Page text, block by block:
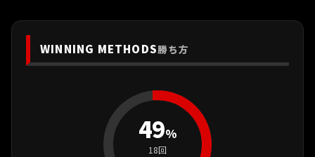
WINNING METHODS勝ち方
49%
18回